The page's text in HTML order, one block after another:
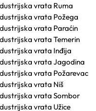
vrata Ruma
vrata Požega
vrata Paraćin
vrata Temerin
vrata Inđija
vrata Jagodina
vrata Požarevac
vrata Niš
vrata Sombor
vrata Užice